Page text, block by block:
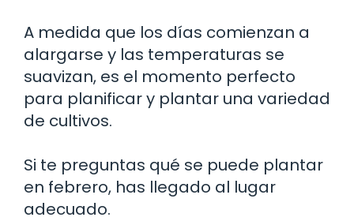
A medida que los días comienzan a
alargarse y las temperaturas se
suavizan, es el momento perfecto
para planificar y plantar una variedad
de cultivos.
Si te preguntas qué se puede plantar
en febrero, has llegado al lugar
adecuado.